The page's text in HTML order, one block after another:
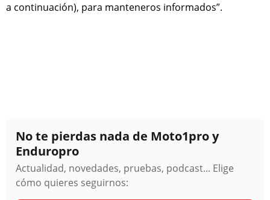
a continuación), para manteneros informados”.
No te pierdas nada de Moto1pro y
Enduropro
Actualidad, novedades, pruebas, podcast... Elige
cómo quieres seguirnos: